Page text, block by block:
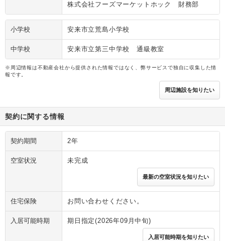
株式会社フーズマーケットホック 財務部
小学校 安来市立荒島小学校
中学校 安来市立第三中学校 通級教室
※周辺情報は不動産会社から提供された情報ではなく、弊サービスで独自に収集した情
報です。
周辺施設を知りたい
契約に関する情報
契約期間 2年
空室状況 未完成
最新の空室状況を知りたい
住宅保険 お問い合わせください。
入居可能時期 期日指定(2026年09月中旬)
入居可能時期を知りたい